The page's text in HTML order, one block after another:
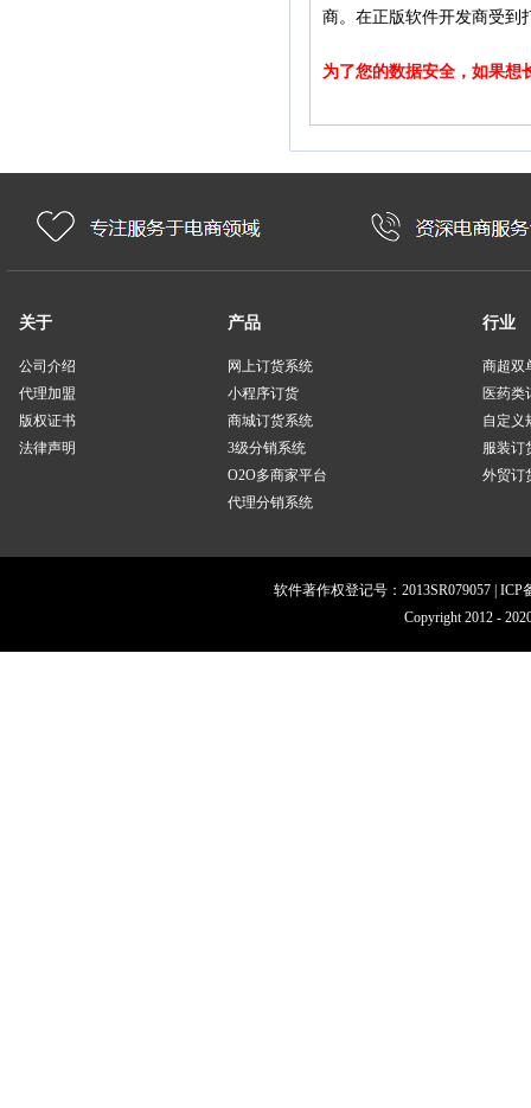
商。在正版软件开发商受到
为了您的数据安全，如果想
关于
公司介绍
代理加盟
版权证书
法律声明
产品
网上订货系统
小程序订货
商城订货系统
3级分销系统
O2O多商家平台
代理分销系统
行业
商超双
医药类
自定义
服装订
外贸订
软件著作权登记号：2013SR079057 | ICP
Copyright 2012 -